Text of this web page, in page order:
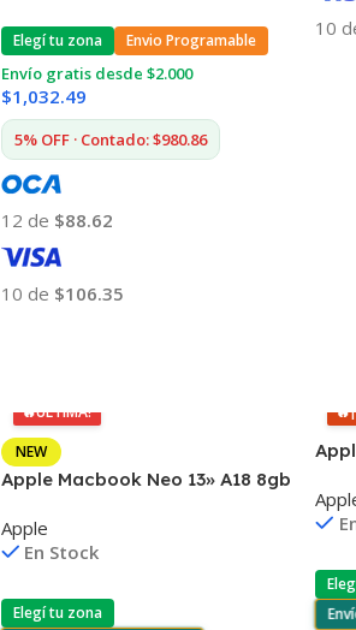
Elegí tu zona Envio Programable
Envío gratis desde $2.000
$1,032.49
5% OFF · Contado: $980.86
12 de $88.62
10 de $106.35
10
🔥ÚLTIMA!
NEW
Apple Macbook Neo 13» A18 8gb
Apple
En Stock
Elegí tu zona
🔥